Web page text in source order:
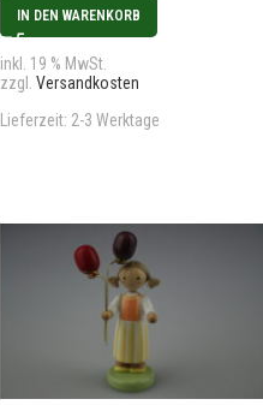
IN DEN WARENKORB
inkl. 19 % MwSt.
zzgl. Versandkosten
Lieferzeit: 2-3 Werktage